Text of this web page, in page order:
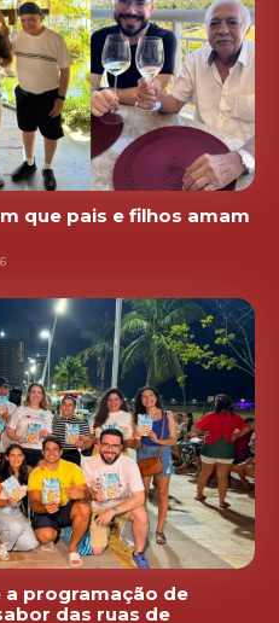
que pais e filhos amam
a programação de
das ruas de